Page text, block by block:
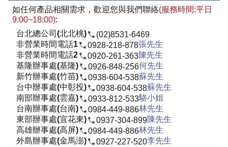
如任何產品相關需求，歡迎您與我們聯絡(服務時間:平日
9:00~18:00):
台北總公司(北北桃)
(02)8531-6469
非營業時間電話1
0928-218-878張先生
非營業時間電話2
0920-261-363陳先生
基隆辦事處(基隆)
0926-848-256何先生
新竹辦事處(竹苗)
0938-604-538蘇先生
台中辦事處(中彰投)
0938-604-538蘇先生
南部辦事處(雲嘉)
0933-812-533駱小姐
台南辦事處(台南)
0984-449-886林先生
東部辦事處(宜花東)
0937-304-899陳先生
高雄辦事處(高屏)
0984-449-886林先生
外島辦事處(金馬澎)
0927-227-520李先生